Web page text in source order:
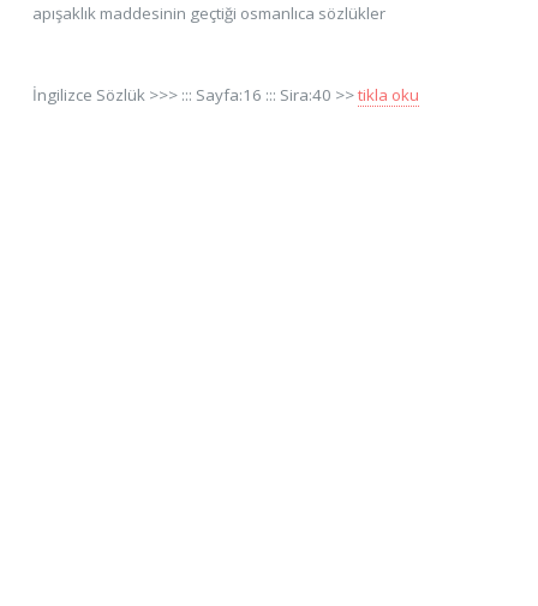
apışaklık maddesinin geçtiği osmanlıca sözlükler
İngilizce Sözlük >>> ::: Sayfa:16 ::: Sira:40 >>tikla oku